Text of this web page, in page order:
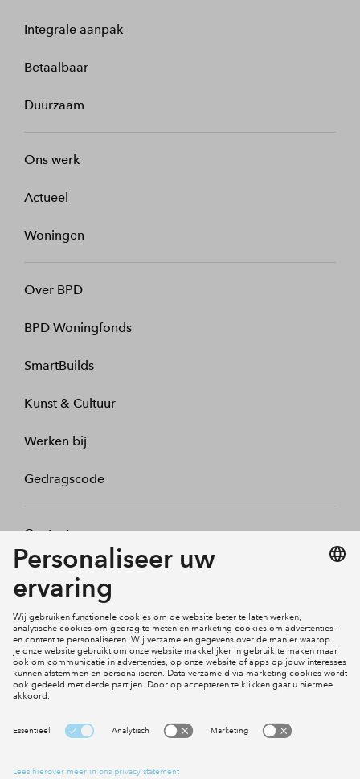
Integrale aanpak
Betaalbaar
Duurzaam
Ons werk
Actueel
Woningen
Over BPD
BPD Woningfonds
SmartBuilds
Kunst & Cultuur
Werken bij
Gedragscode
Contact
Mijn profiel
Social Media
Cookies